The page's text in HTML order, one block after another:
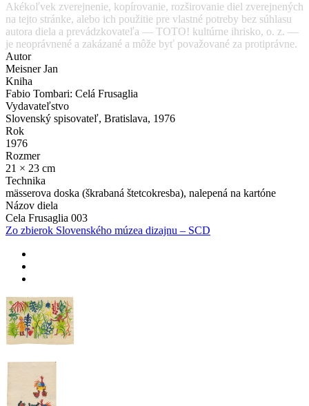
Akékoľvek zverejnenie, kopírovanie, rozširovanie diel zverejnených
na tejto stránke, alebo ich použitie pre vlastné potreby bez súhlasu
autora diela a prevádzkovateľa — TOTO! kultúrne ihrisko, o. z. —
je neoprávnené a zakázané a môže byť považované za protiprávne.
Autor
Meisner Jan
Kniha
Fabio Tombari: Celá Frusaglia
Vydavateľstvo
Slovenský spisovateľ, Bratislava, 1976
Rok
1976
Rozmer
21 × 23 cm
Technika
mässerova doska (škrabaná štetcokresba), nalepená na kartóne
Názov diela
Cela Frusaglia 003
Zo zbierok Slovenského múzea dizajnu – SCD